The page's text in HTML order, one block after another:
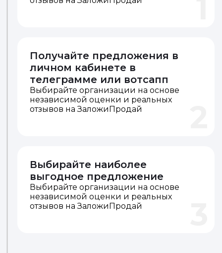
Получайте предложения в
личном кабинете в
телеграмме или вотсапп
Выбирайте организации на основе
независимой оценки и реальных
отзывов на ЗаложиПродай
Выбирайте наиболее
выгодное предложение
Выбирайте организации на основе
независимой оценки и реальных
отзывов на ЗаложиПродай